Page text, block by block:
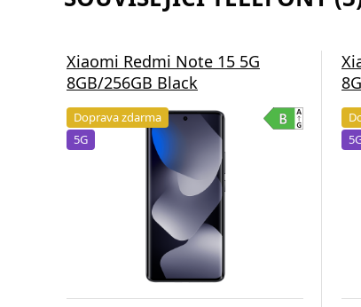
Xiaomi Redmi Note 15 5G
8GB/256GB Black
Doprava zdarma
5G